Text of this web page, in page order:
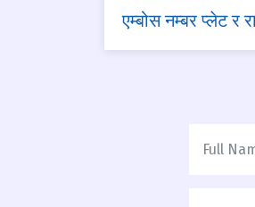
एम्बोस नम्बर प्लेट र